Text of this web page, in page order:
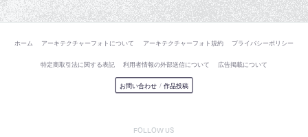
ホーム アーキテクチャーフォトについて アーキテクチャーフォト規約 プライバシーポリシー
特定商取引法に関する表記 利用者情報の外部送信について 広告掲載について
お問い合わせ / 作品投稿